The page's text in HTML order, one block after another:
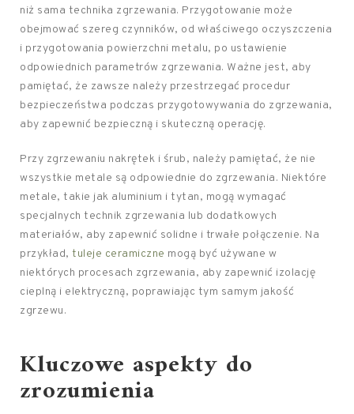
niż sama technika zgrzewania. Przygotowanie może
obejmować szereg czynników, od właściwego oczyszczenia
i przygotowania powierzchni metalu, po ustawienie
odpowiednich parametrów zgrzewania. Ważne jest, aby
pamiętać, że zawsze należy przestrzegać procedur
bezpieczeństwa podczas przygotowywania do zgrzewania,
aby zapewnić bezpieczną i skuteczną operację.
Przy zgrzewaniu nakrętek i śrub, należy pamiętać, że nie
wszystkie metale są odpowiednie do zgrzewania. Niektóre
metale, takie jak aluminium i tytan, mogą wymagać
specjalnych technik zgrzewania lub dodatkowych
materiałów, aby zapewnić solidne i trwałe połączenie. Na
przykład, tuleje ceramiczne mogą być używane w
niektórych procesach zgrzewania, aby zapewnić izolację
cieplną i elektryczną, poprawiając tym samym jakość
zgrzewu.
Kluczowe aspekty do
zrozumienia